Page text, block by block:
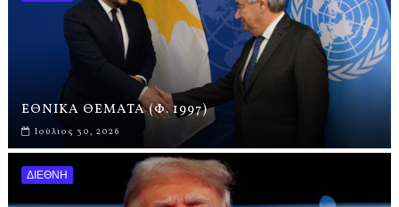
ΕΘΝΙΚΑ ΘΕΜΑΤΑ (Φ. 1997)
Ιούλιος 30, 2026
ΔΙΕΘΝΗ